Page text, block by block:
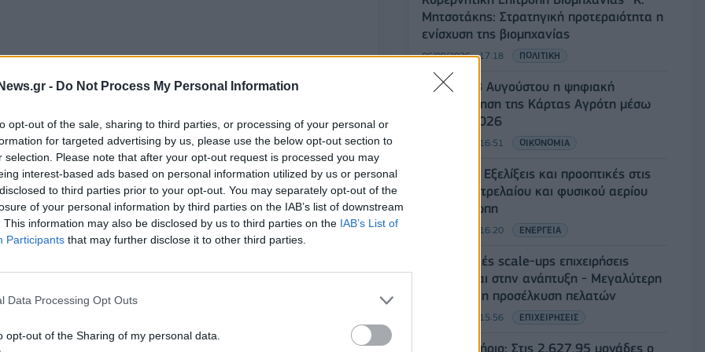
- Do Not Process My Personal Information
opt-out of the sale, sharing to third parties, or processing of your personal or
for targeted advertising by us, please use the below opt-out section to
selection. Please note that after your opt-out request is processed you may
interest-based ads based on personal information utilized by us or personal
to third parties prior to your opt-out. You may separately opt-out of the
of your personal information by third parties on the IAB’s list of downstream
This information may also be disclosed by us to third parties on the IAB’s List of
Participants that may further disclose it to other third parties.
Data Processing Opt Outs
opt-out of the Sharing of my personal data.
στήριξή της προς την Ουκρανία,
και στρατιωτική βοήθεια, συνεχίζοντας να
να ξεφύγουν από τον πόλεμο και
ενταξιακών διαπραγματεύσεων με την
επίσης τα βασικά μέτρα που έχουν ληφθεί για
Μητσοτάκης: Στρατηγική προτεραιότητα η
ενίσχυση της βιομηχανίας
06/08/2026 - 17:18 ΠΟΛΙΤΙΚΗ
Από τις 28 Αυγούστου η ψηφιακή
ενεργοποίηση της Κάρτας Αγρότη μέσω
της ΕΑΕ 2026
06/08/2026 - 16:51 ΟΙΚΟΝΟΜΙΑ
Eurobank: Εξελίξεις και προοπτικές στις
αγορές πετρελαίου και φυσικού αερίου
στην Ευρώπη
06/08/2026 - 16:20 ΕΝΕΡΓΕΙΑ
Οι ελληνικές scale-ups επιχειρήσεις
στρέφονται στην ανάπτυξη - Μεγαλύτερη
πρόκληση η προσέλκυση πελατών
06/08/2026 - 15:56 ΕΠΙΧΕΙΡΗΣΕΙΣ
Χρηματιστήριο: Στις 2.627,95 μονάδες ο